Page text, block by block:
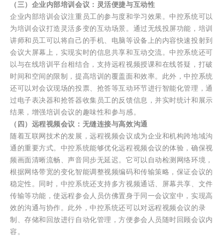
（三）企业内部培训会议：灵活便捷与互动性
企业内部培训会议注重员工的参与度和学习效果。中控系统可以
为培训会议打造灵活多变的互动场景。通过无线投屏功能，培训
讲师和员工可以将自己的手机、电脑等设备上的内容快速投射到
会议大屏幕上，实现实时的信息共享和互动交流。中控系统还可
以与在线培训平台相结合，支持远程视频授课和在线答疑，打破
时间和空间的限制，提高培训的覆盖面和效率。此外，中控系统
还可以对会议现场的投票、抢答等互动环节进行智能化管理，通
过电子表决器和抢答器收集员工的反馈信息，并实时统计和展示
结果，增强培训会议的趣味性和参与感。
（四）远程视频会议：无缝连接与高效沟通
随着互联网技术的发展，远程视频会议成为企业和机构跨地域沟
通的重要方式。中控系统能够优化远程视频会议的体验，确保视
频画面清晰流畅、声音同步无延迟。它可以自动检测网络环境，
根据网络带宽的变化智能调整视频编码和传输策略，保证会议的
稳定性。同时，中控系统还支持多方视频通话、屏幕共享、文件
传输等功能，使远程参会人员仿佛置身于同一会议室中，实现高
效的沟通与协作。此外，中控系统还可以对远程视频会议的录
制、存储和回放进行自动化管理，方便参会人员随时回顾会议内
容。